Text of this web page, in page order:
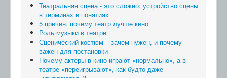
Театральная сцена - это сложно: устройство сцены
в терминах и понятиях
5 причин, почему театр лучше кино
Роль музыки в театре
Сценический костюм – зачем нужен, и почему
важен для постановки
Почему актеры в кино играют «нормально», а в
театре «переигрывают», как будто даже